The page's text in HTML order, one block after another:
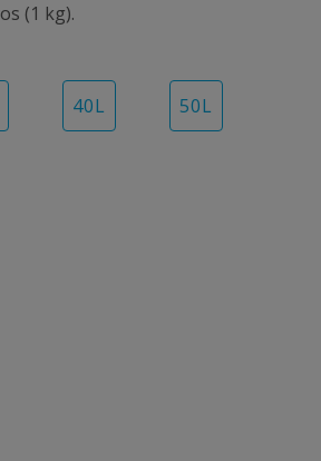
(1 kg).
40L 50L